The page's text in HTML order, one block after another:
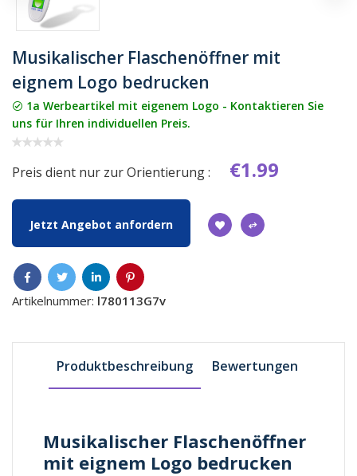
Musikalischer Flaschenöffner mit
eignem Logo bedrucken
1a Werbeartikel mit eigenem Logo - Kontaktieren Sie
uns für Ihren individuellen Preis.
Preis dient nur zur Orientierung : €1.99
Jetzt Angebot anfordern
Artikelnummer: l780113G7v
Produktbeschreibung Bewertungen
Musikalischer Flaschenöffner
mit eignem Logo bedrucken